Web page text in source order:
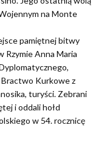
na Monte
pamiętnej bitwy
Rzymie Anna Maria
Bractwo Kurkowe z
turyści. Zebrani
i oddali hołd
w 54. rocznicę